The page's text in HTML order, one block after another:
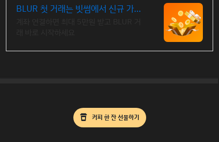
BLUR 첫 거래는 빗썸에서 신규 가입
커피 한 잔 선물하기